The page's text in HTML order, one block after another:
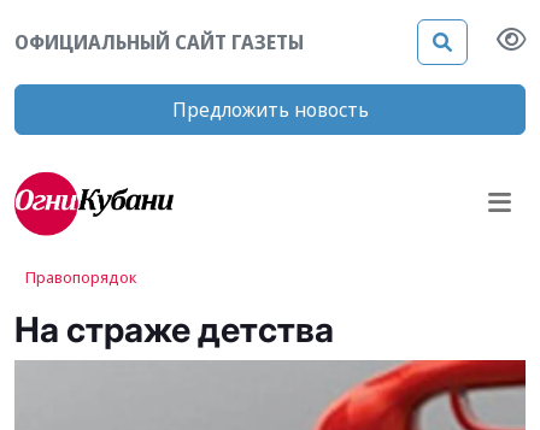
ОФИЦИАЛЬНЫЙ САЙТ ГАЗЕТЫ
Предложить новость
Правопорядок
На страже детства